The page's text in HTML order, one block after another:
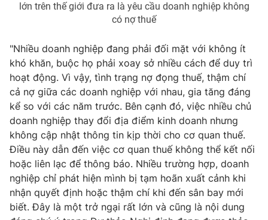
lớn trên thế giới đưa ra là yêu cầu doanh nghiệp không
có nợ thuế
"Nhiều doanh nghiệp đang phải đối mặt với không ít
khó khăn, buộc họ phải xoay sở nhiều cách để duy trì
hoạt động. Vì vậy, tình trạng nợ đọng thuế, thậm chí
cả nợ giữa các doanh nghiệp với nhau, gia tăng đáng
kể so với các năm trước. Bên cạnh đó, việc nhiều chủ
doanh nghiệp thay đổi địa điểm kinh doanh nhưng
không cập nhật thông tin kịp thời cho cơ quan thuế.
Điều này dẫn đến việc cơ quan thuế không thể kết nối
hoặc liên lạc để thông báo. Nhiều trường hợp, doanh
nghiệp chỉ phát hiện mình bị tạm hoãn xuất cảnh khi
nhận quyết định hoặc thậm chí khi đến sân bay mới
biết. Đây là một trở ngại rất lớn và cũng là nội dung